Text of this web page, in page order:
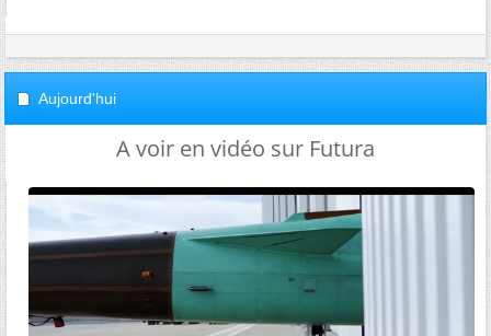
Aujourd'hui
A voir en vidéo sur Futura